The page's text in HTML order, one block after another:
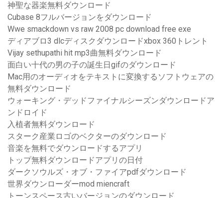
神聖な器楽無料ダウンロード
Cubase 8フルバージョンをダウンロード
Wwe smackdown vs raw 2008 pc download free exe
ディアブロ3 dlcディスクダウンロードxbox 360トレント
Vijay sethupathi hit mp3曲無料ダウンロード
面白い十代の男の子の誕生日gifのダウンロード
Mac用のオーディオをテキストに変換するソフトウェアの
無料ダウンロード
ウォーキング・デッドファイナルシーズンダウンロードア
ンドロイド
入植者無料ダウンロード
スターク産業ロゴのベクターのダウンロード
音楽を無料でダウンロードするアプリ
トップ無料ダウンロードアプリの日付
ダークソウルズ・オブ・ファイアpdfダウンロード
世界ダウンローダーmod miencraft
トーンスペース古いバージョンのダウンロード